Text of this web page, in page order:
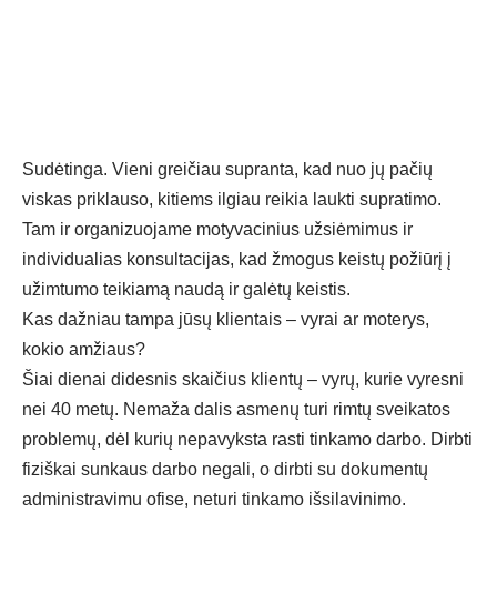
Sudėtinga. Vieni greičiau supranta, kad nuo jų pačių
viskas priklauso, kitiems ilgiau reikia laukti supratimo.
Tam ir organizuojame motyvacinius užsiėmimus ir
individualias konsultacijas, kad žmogus keistų požiūrį į
užimtumo teikiamą naudą ir galėtų keistis.
Kas dažniau tampa jūsų klientais – vyrai ar moterys,
kokio amžiaus?
Šiai dienai didesnis skaičius klientų – vyrų, kurie vyresni
nei 40 metų. Nemaža dalis asmenų turi rimtų sveikatos
problemų, dėl kurių nepavyksta rasti tinkamo darbo. Dirbti
fiziškai sunkaus darbo negali, o dirbti su dokumentų
administravimu ofise, neturi tinkamo išsilavinimo.